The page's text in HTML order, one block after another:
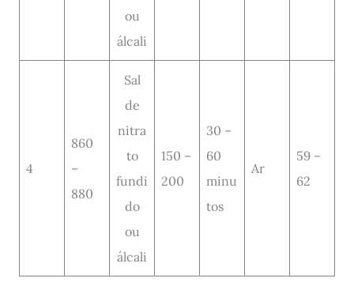
ou
álcali
4
860
–
880
Sal
de
nitra
to
fundi
do
ou
álcali
150 –
200
30 –
60
minu
tos
Ar
59 –
62